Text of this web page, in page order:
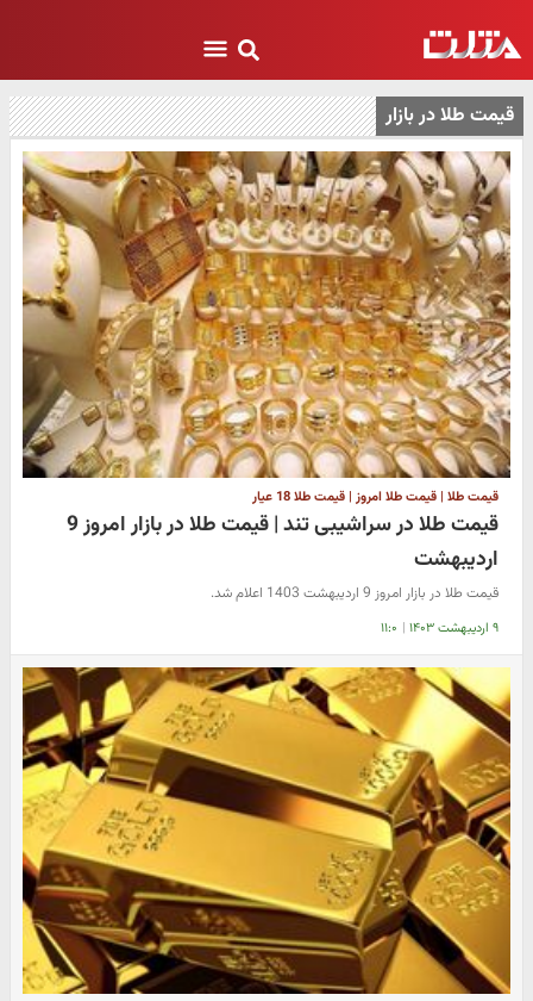
قیمت طلا در بازار
قیمت طلا | قیمت طلا امروز | قیمت طلا 18 عیار
قیمت طلا در سراشیبی تند | قیمت طلا در بازار امروز 9
اردیبهشت
قیمت طلا در بازار امروز 9 اردیبهشت 1403 اعلام شد.
۹ اردیبهشت ۱۴۰۳ | ۱۱:۰